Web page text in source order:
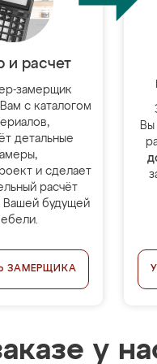
и расчет
замерщик
с каталогом
детальные
и сделает
расчёт
Вашей будущей
ЗАМЕРЩИКА
Вы
у